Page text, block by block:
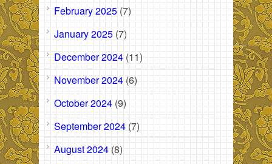
February 2025 (7)
January 2025 (7)
December 2024 (11)
November 2024 (6)
October 2024 (9)
September 2024 (7)
August 2024 (8)